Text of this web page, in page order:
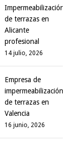
Impermeabilización
de terrazas en
Alicante
profesional
14 julio, 2026
Empresa de
impermeabilización
de terrazas en
Valencia
16 junio, 2026